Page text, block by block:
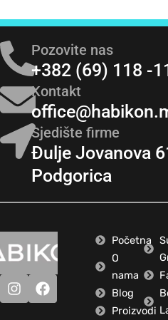
Pozovite nas
+382 (69) 118 -
Kontakt
Sjedište firme
Đulje Jovanova
Podgorica
Početna
O
nama
Blog
Proizvodi